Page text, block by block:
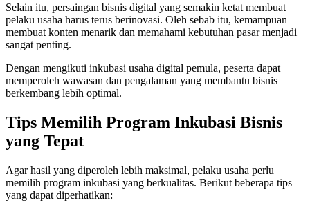
Selain itu, persaingan bisnis digital yang semakin ketat membuat
pelaku usaha harus terus berinovasi. Oleh sebab itu, kemampuan
membuat konten menarik dan memahami kebutuhan pasar menjadi
sangat penting.
Dengan mengikuti inkubasi usaha digital pemula, peserta dapat
memperoleh wawasan dan pengalaman yang membantu bisnis
berkembang lebih optimal.
Tips Memilih Program Inkubasi Bisnis
yang Tepat
Agar hasil yang diperoleh lebih maksimal, pelaku usaha perlu
memilih program inkubasi yang berkualitas. Berikut beberapa tips
yang dapat diperhatikan: